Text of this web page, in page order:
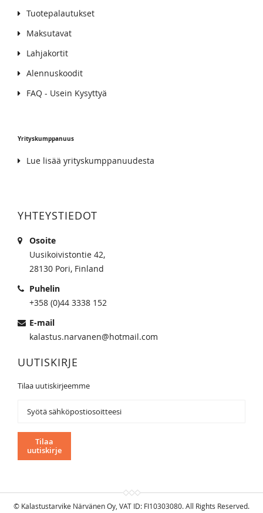
Tuotepalautukset
Maksutavat
Lahjakortit
Alennuskoodit
FAQ - Usein Kysyttyä
Yrityskumppanuus
Lue lisää yrityskumppanuudesta
YHTEYSTIEDOT
Osoite
Uusikoivistontie 42,
28130 Pori, Finland
Puhelin
+358 (0)44 3338 152
E-mail
kalastus.narvanen@hotmail.com
UUTISKIRJE
Tilaa uutiskirjeemme
uutiskirjeemme:
Tilaa
uutiskirje
© Kalastustarvike Närvänen Oy, VAT ID: FI10303080. All Rights Reserved.